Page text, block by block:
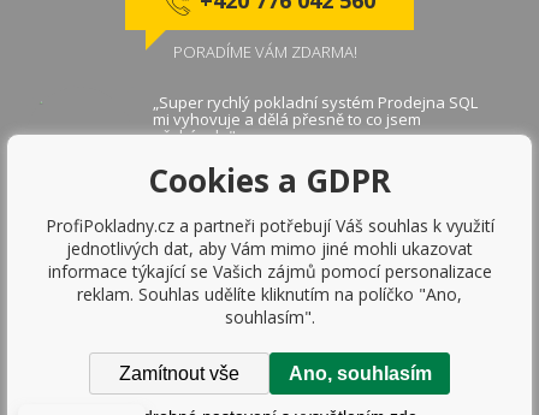
PORADÍME VÁM ZDARMA!
„Super rychlý pokladní systém Prodejna SQL
mi vyhovuje a dělá přesně to co jsem
očekávala"
Markéta V ., Brno
„Díky pokladnímu systému Prodejna SQL
napojenému na ekonomický systém Money S5
se nám zvýšila efektivita práce. Pokladní
aplikace je velmi rychlá a díky napojení na
platební terminály se zjednodušila práce
Markéta B., Praha
Cookies a GDPR
ProfiPokladny.cz a partneři potřebují Váš souhlas k využití
jednotlivých dat, aby Vám mimo jiné mohli ukazovat
informace týkající se Vašich zájmů pomocí personalizace
reklam. Souhlas udělíte kliknutím na políčko "Ano,
souhlasím".
Zamítnout vše Ano, souhlasím